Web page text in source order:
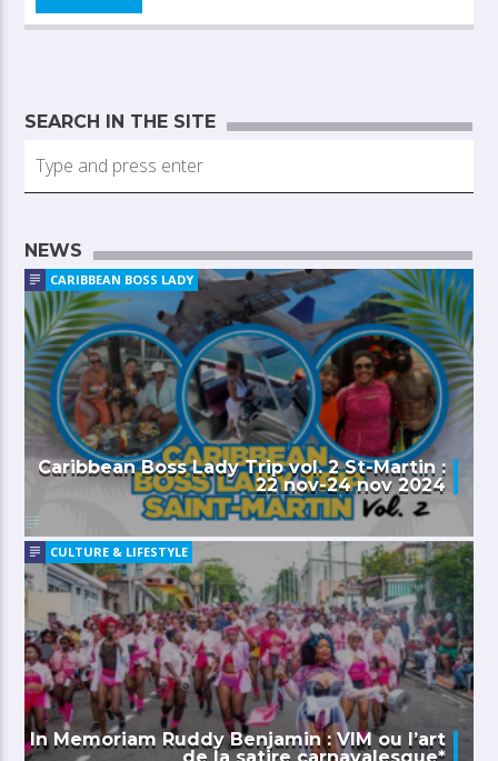
SEARCH IN THE SITE
NEWS
CARIBBEAN BOSS LADY
Caribbean Boss Lady Trip vol. 2 St-Martin :
22 nov-24 nov 2024
CULTURE & LIFESTYLE
In Memoriam Ruddy Benjamin : VIM ou l’art
de la satire carnavalesque*